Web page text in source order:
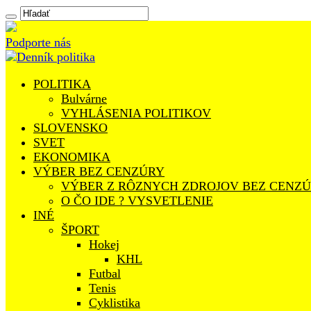
Podporte nás
POLITIKA
Bulvárne
VYHLÁSENIA POLITIKOV
SLOVENSKO
SVET
EKONOMIKA
VÝBER BEZ CENZÚRY
VÝBER Z RÔZNYCH ZDROJOV BEZ
O ČO IDE ? VYSVETLENIE
INÉ
ŠPORT
Hokej
KHL
Futbal
Tenis
Cyklistika